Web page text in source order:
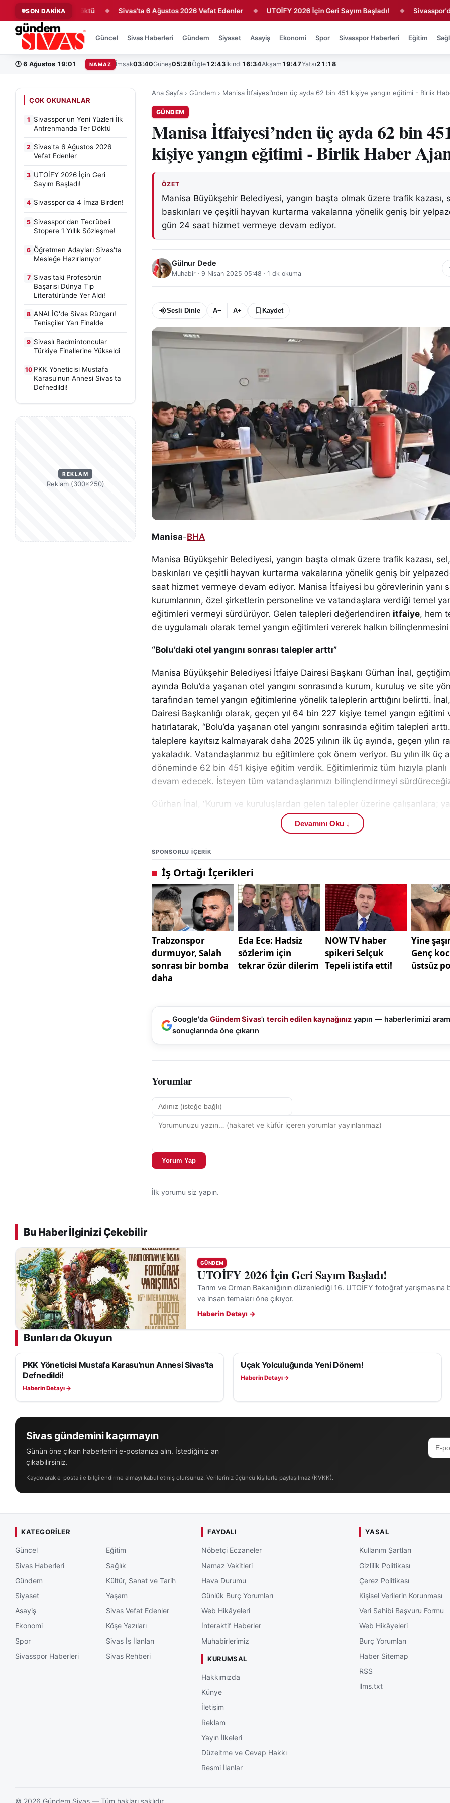
SON DAKİKA
Ter Döktü ◆ Sivas'ta 6 Ağustos 2026 Vefat Edenler ◆ UTOİFY 2026 İçin Geri Sayım Başladı! ◆ Sivasspor'da 4
Güncel Sivas Haberleri Gündem Siyaset Asayiş Ekonomi Spor Sivasspor Haberleri Eğitim
🕒 6 Ağustos 19:01 NAMAZ İmsak03:40Güneş05:28Öğle12:43İkindi 16:34Akşam 19:47Yatsı21:18
ÇOK OKUNANLAR
1 Sivasspor'un Yeni Yüzleri İlk
Antrenmanda Ter Döktü
2 Sivas'ta 6 Ağustos 2026
Vefat Edenler
3 UTOİFY 2026 İçin Geri
Sayım Başladı!
4 Sivasspor'da 4 İmza Birden!
5 Sivasspor'dan Tecrübeli
Stopere 1 Yıllık Sözleşme!
6 Öğretmen Adayları Sivas'ta
Mesleğe Hazırlanıyor
7 Sivas'taki Profesörün
Başarısı Dünya Tıp
Literatüründe Yer Aldı!
8 ANALİG'de Sivas Rüzgarı!
Tenisçiler Yarı Finalde
9 Sivaslı Badmintoncular
Türkiye Finallerine Yükseldi
10 PKK Yöneticisi Mustafa
Karasu'nun Annesi Sivas'ta
Defnedildi!
REKLAM
Reklam (300×250)
Ana Sayfa › Gündem › Manisa İtfaiyesi’nden üç ayda 62 bin 451 kişiye yangın eğitimi - Birlik
GÜNDEM
Manisa İtfaiyesi’nden üç ayda 62 bin
kişiye yangın eğitimi - Birlik Haber
ÖZET
Manisa Büyükşehir Belediyesi, yangın başta olmak üzere trafik kazası,
baskınları ve çeşitli hayvan kurtarma vakalarına yönelik geniş bir
gün 24 saat hizmet vermeye devam ediyor.
Gülnur Dede
Muhabir · 9 Nisan 2025 05:48 · 1 dk okuma
Sesli Dinle A− A+ Kaydet
Manisa-BHA
Manisa Büyükşehir Belediyesi, yangın başta olmak üzere trafik kazası,
baskınları ve çeşitli hayvan kurtarma vakalarına yönelik geniş bir
saat hizmet vermeye devam ediyor. Manisa İtfaiyesi bu görevlerinin yanı
kurumlarının, özel şirketlerin personeline ve vatandaşlara verdiği temel
eğitimleri vermeyi sürdürüyor. Gelen talepleri değerlendiren itfaiye, hem
de uygulamalı olarak temel yangın eğitimleri vererek halkın bilinçlenmesini
“Bolu’daki otel yangını sonrası talepler arttı”
Manisa Büyükşehir Belediyesi İtfaiye Dairesi Başkanı Gürhan İnal,
ayında Bolu’da yaşanan otel yangını sonrasında kurum, kuruluş ve site
tarafından temel yangın eğitimlerine yönelik taleplerin arttığını belirtti.
Dairesi Başkanlığı olarak, geçen yıl 64 bin 227 kişiye temel yangın eğitimi
hatırlatarak, “Bolu’da yaşanan otel yangını sonrasında eğitim talepleri
taleplere kayıtsız kalmayarak daha 2025 yılının ilk üç ayında, geçen yılın
yakaladık. Vatandaşlarımız bu eğitimlere çok önem veriyor. Bu yılın ilk üç
döneminde 62 bin 451 kişiye eğitim verdik. Eğitimlerimiz tüm hızıyla
devam edecek. İsteyen tüm vatandaşlarımızı bilinçlendirmeyi
Gürhan İnal, “Kurum ve kuruluşlardan gelen talepler üzerine çalışanlara;
kullanımı, yangına nasıl müdahale edileceği, yangın öncesi ve sonrasında
yapılması gerektiği konularında bilgiler aktarılıyor. Yangın söndürme
Başkanlığımızdaki uzman eğitmenlerimiz tarafından 2025 yılı Ocak – Mart
döneminde 45 hizmet içi eğitimde bin 430 belediye çalışanı, kamu
bin 313, özel firmalardan gelen taleplerde 64, okullarda 53 bin 264,
eğitimlerinde 380 kişi olmak üzere toplamda 62 bin 451 kişiye temel
verildi” diye konuştu.
Devamını Oku ↓
SPONSORLU IÇERIK
Google'da Gündem Sivas'ı tercih edilen kaynağınız yapın — haberlerimizi
sonuçlarında öne çıkarın
Yorumlar
Yorum Yap
İlk yorumu siz yapın.
Bu Haber İlginizi Çekebilir
GÜNDEM
UTOİFY 2026 İçin Geri Sayım Başladı!
Tarım ve Orman Bakanlığının düzenlediği 16. UTOİFY fotoğraf
ve insan temaları öne çıkıyor.
Haberin Detayı →
Bunları da Okuyun
GÜNDEM
PKK Yöneticisi Mustafa Karasu'nun Annesi Sivas'ta
Defnedildi!
Haberin Detayı →
GÜNDEM
Uçak Yolculuğunda Yeni Dönem!
Haberin Detayı →
Sivas gündemini kaçırmayın
Günün öne çıkan haberlerini e-postanıza alın. İstediğiniz an
çıkabilirsiniz.
Kaydolarak e-posta ile bilgilendirme almayı kabul etmiş olursunuz. Verileriniz üçüncü kişilerle paylaşılmaz (KVKK).
KATEGORILER
Güncel
Sivas Haberleri
Gündem
Siyaset
Asayiş
Ekonomi
Spor
Sivasspor Haberleri
Eğitim
Sağlık
Kültür, Sanat ve Tarih
Yaşam
Sivas Vefat Edenler
Köşe Yazıları
Sivas İş İlanları
Sivas Rehberi
FAYDALI
Nöbetçi Eczaneler
Namaz Vakitleri
Hava Durumu
Günlük Burç Yorumları
Web Hikâyeleri
İnteraktif Haberler
Muhabirlerimiz
KURUMSAL
Hakkımızda
Künye
İletişim
Reklam
Yayın İlkeleri
Düzeltme ve Cevap Hakkı
Resmi İlanlar
YASAL
Kullanım Şartları
Gizlilik Politikası
Çerez Politikası
Kişisel Verilerin Korunması
Veri Sahibi Başvuru Formu
Web Hikâyeleri
Burç Yorumları
Haber Sitemap
RSS
llms.txt
© 2026 Gündem Sivas — Tüm hakları saklıdır.